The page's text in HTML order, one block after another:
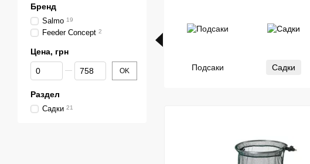
Подсаки Садки
Бренд
Salmo 19
Feeder Concept 2
Цена, грн
От Цена, грн
До Цена, грн OK
Раздел
Садки 21